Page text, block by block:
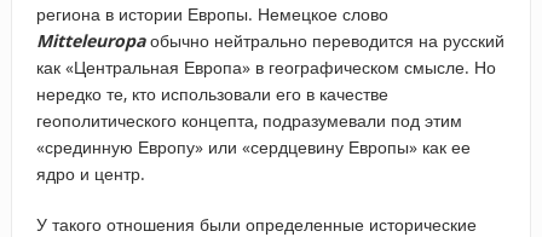
региона в истории Европы. Немецкое слово
Mitteleuropaобычно нейтрально переводится на русский
как «Центральная Европа» в географическом смысле. Но
нередко те, кто использовали его в качестве
геополитического концепта, подразумевали под этим
«срединную Европу» или «сердцевину Европы» как ее
ядро и центр.
У такого отношения были определенные исторические